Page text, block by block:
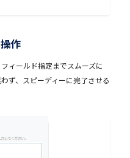
作
ィールド指定までスムーズに
ず、スピーディーに完了させる